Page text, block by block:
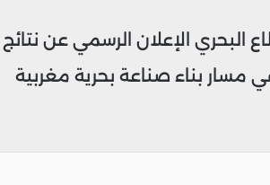
البحري الإعلان الرسمي عن نتائج
مسار بناء صناعة بحرية مغربية